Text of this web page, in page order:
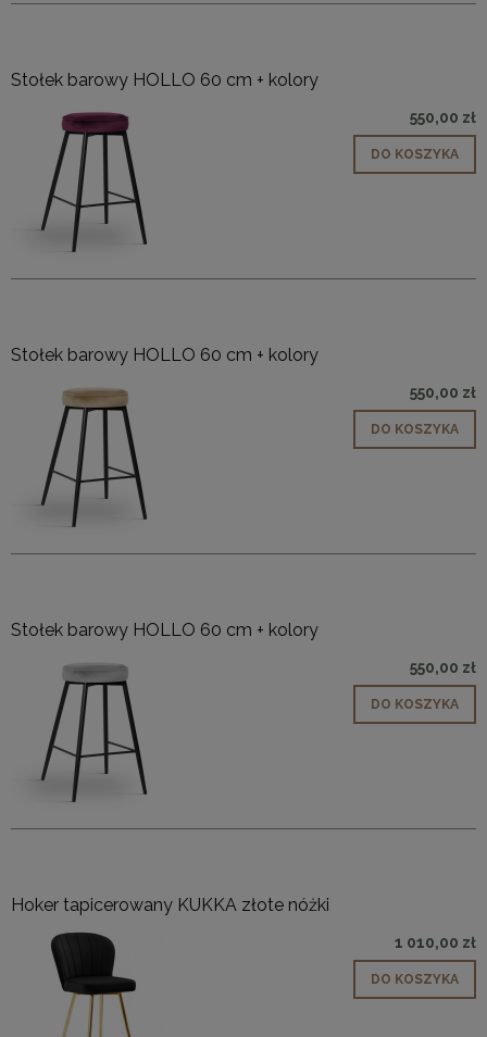
Stołek barowy HOLLO 60 cm + kolory
550,00 zł
DO KOSZYKA
Stołek barowy HOLLO 60 cm + kolory
550,00 zł
DO KOSZYKA
Stołek barowy HOLLO 60 cm + kolory
550,00 zł
DO KOSZYKA
Hoker tapicerowany KUKKA złote nóżki
1 010,00 zł
DO KOSZYKA